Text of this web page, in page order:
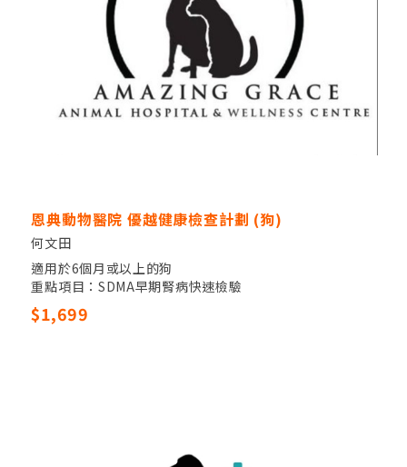
恩典動物醫院 優越健康檢查計劃 (狗)
何文田
適用於6個月或以上的狗
重點項目：SDMA早期腎病快速檢驗
其他項目：獸醫觸診，全血細胞計數，17項生化指數，電
解質檢驗，尿液檢測
$1,699